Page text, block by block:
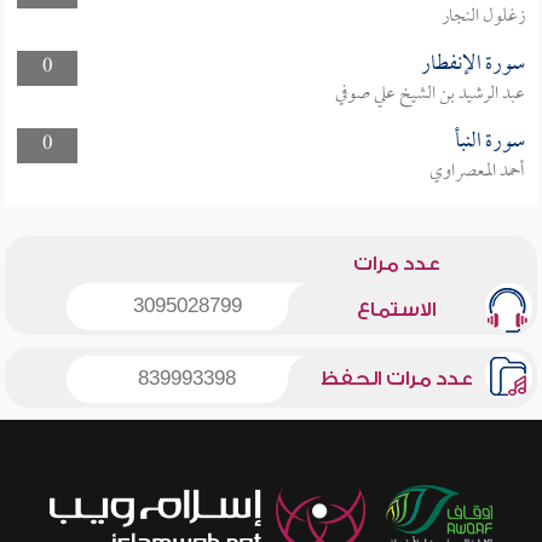
زغلول النجار
0
سورة الإنفطار
عبد الرشيد بن الشيخ علي صوفي
0
سورة النبأ
أحمد المعصراوي
عدد مرات
الاستماع 3095028799
عدد مرات الحفظ 839993398